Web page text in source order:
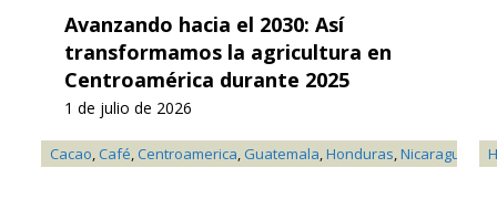
Cacao,Café,Centroamerica, Guatemala,Honduras,Nicaragua
Avanzando hacia el 2030: Así
transformamos la agricultura en
Centroamérica durante 2025
1 de julio de 2026